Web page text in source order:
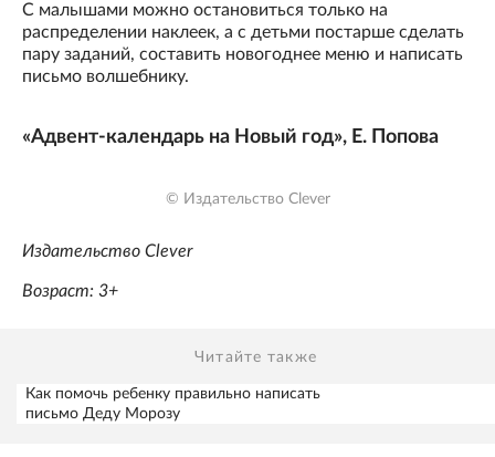
С малышами можно остановиться только на
распределении наклеек, а с детьми постарше сделать
пару заданий, составить новогоднее меню и написать
письмо волшебнику.
«Адвент-календарь на Новый год», Е. Попова
© Издательство Clever
Издательство Clever
Возраст: 3+
Читайте также
Как помочь ребенку правильно написать
письмо Деду Морозу